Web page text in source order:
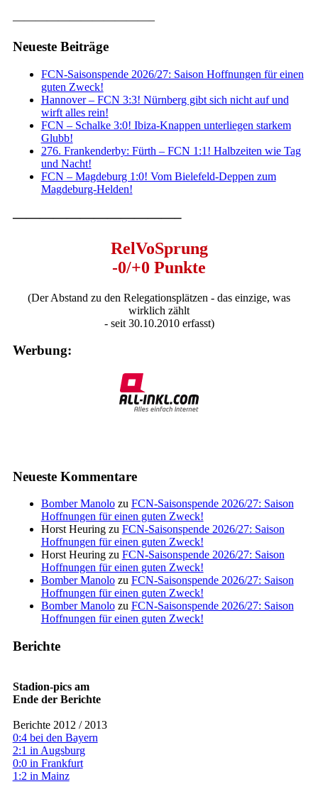
————————————–
Neueste Beiträge
FCN-Saisonspende 2026/27: Saison Hoffnungen für einen
guten Zweck!
Hannover – FCN 3:3! Nürnberg gibt sich nicht auf und
wirft alles rein!
FCN – Schalke 3:0! Ibiza-Knappen unterliegen starkem
Glubb!
276. Frankenderby: Fürth – FCN 1:1! Halbzeiten wie Tag
und Nacht!
FCN – Magdeburg 1:0! Vom Bielefeld-Deppen zum
Magdeburg-Helden!
————————————–
RelVoSprung
-0/+0 Punkte
(Der Abstand zu den Relegationsplätzen - das einzige, was
wirklich zählt
- seit 30.10.2010 erfasst)
Werbung:
Neueste Kommentare
Bomber Manolozu FCN-Saisonspende 2026/27: Saison
Hoffnungen für einen guten Zweck!
Horst Heuringzu FCN-Saisonspende 2026/27: Saison
Hoffnungen für einen guten Zweck!
Horst Heuringzu FCN-Saisonspende 2026/27: Saison
Hoffnungen für einen guten Zweck!
Bomber Manolozu FCN-Saisonspende 2026/27: Saison
Hoffnungen für einen guten Zweck!
Bomber Manolozu FCN-Saisonspende 2026/27: Saison
Hoffnungen für einen guten Zweck!
Berichte
Stadion-pics am
Ende der Berichte
Berichte 2012 / 2013
0:4 bei den Bayern
2:1 in Augsburg
0:0 in Frankfurt
1:2 in Mainz